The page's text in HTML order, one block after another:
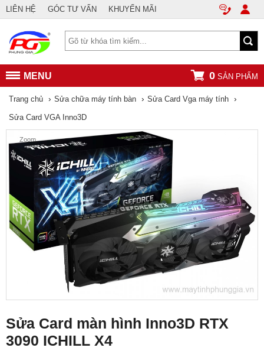
LIÊN HỆ GÓC TƯ VẤN KHUYẾN MÃI
MENU 0 SẢN PHẨM
Trang chủ › Sửa chữa máy tính bàn › Sửa Card Vga máy tính ›
Sửa Card VGA Inno3D
Zoom
Sửa Card màn hình Inno3D RTX
3090 ICHILL X4